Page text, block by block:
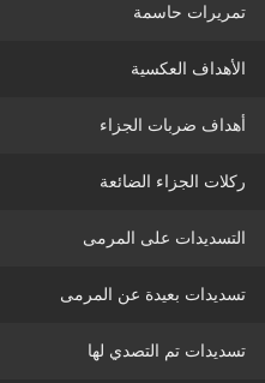
تمريرات حاسمة
الأهداف العكسية
أهداف ضربات الجزاء
ركلات الجزاء الضائعة
التسديدات على المرمى
تسديدات بعيدة عن المرمى
تسديدات تم التصدي لها